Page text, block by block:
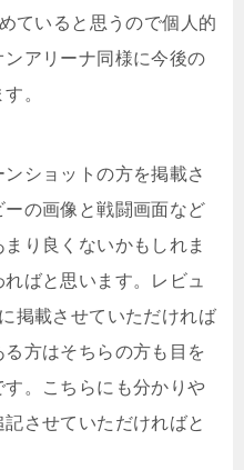
ていると思うので個人的
アリーナ同様に今後の
。
ショットの方を掲載さ
の画像と戦闘画面など
り良くないかもしれま
ばと思います。レビュ
掲載させていただければ
方はそちらの方も目を
。こちらにも分かりや
させていただければと